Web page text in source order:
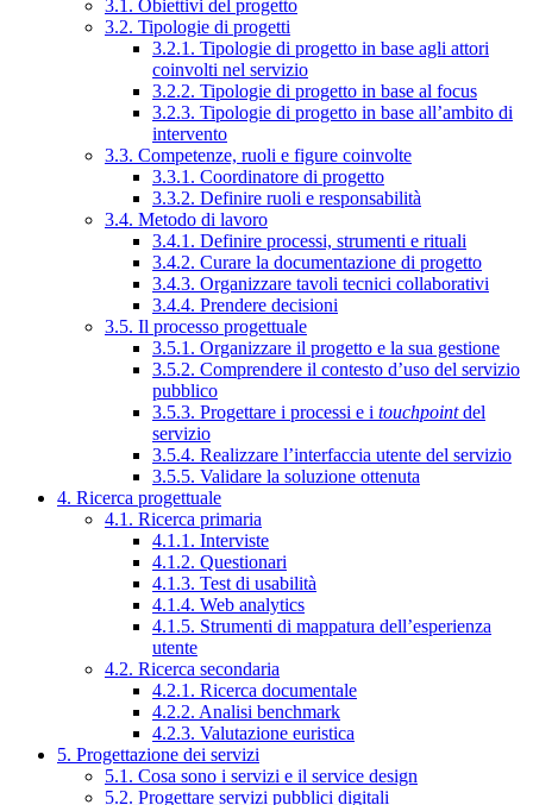
3.1. Obiettivi del progetto
3.2. Tipologie di progetti
3.2.1. Tipologie di progetto in base agli attori
coinvolti nel servizio
3.2.2. Tipologie di progetto in base al focus
3.2.3. Tipologie di progetto in base all’ambito di
intervento
3.3. Competenze, ruoli e figure coinvolte
3.3.1. Coordinatore di progetto
3.3.2. Definire ruoli e responsabilità
3.4. Metodo di lavoro
3.4.1. Definire processi, strumenti e rituali
3.4.2. Curare la documentazione di progetto
3.4.3. Organizzare tavoli tecnici collaborativi
3.4.4. Prendere decisioni
3.5. Il processo progettuale
3.5.1. Organizzare il progetto e la sua gestione
3.5.2. Comprendere il contesto d’uso del servizio
pubblico
3.5.3. Progettare i processi e i touchpointdel
servizio
3.5.4. Realizzare l’interfaccia utente del servizio
3.5.5. Validare la soluzione ottenuta
4. Ricerca progettuale
4.1. Ricerca primaria
4.1.1. Interviste
4.1.2. Questionari
4.1.3. Test di usabilità
4.1.4. Web analytics
4.1.5. Strumenti di mappatura dell’esperienza
utente
4.2. Ricerca secondaria
4.2.1. Ricerca documentale
4.2.2. Analisi benchmark
4.2.3. Valutazione euristica
5. Progettazione dei servizi
5.1. Cosa sono i servizi e il service design
5.2. Progettare servizi pubblici digitali